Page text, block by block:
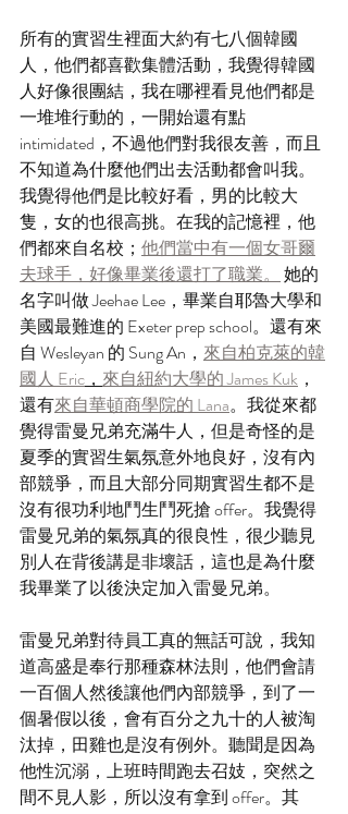
所有的實習生裡面大約有七八個韓國
人，他們都喜歡集體活動，我覺得韓國
人好像很團結，我在哪裡看見他們都是
一堆堆行動的，一開始還有點
intimidated，不過他們對我很友善，而且
不知道為什麼他們出去活動都會叫我。
我覺得他們是比較好看，男的比較大
隻，女的也很高挑。在我的記憶裡，他
們都來自名校； 他們當中有一個女哥爾
夫球手，好像畢業後還打了職業。
她的
名字叫做 Jeehae Lee，畢業自耶魯大學和
美國最難進的 Exeter prep school。還有來
自 Wesleyan 的 Sung An， 來自柏克萊的韓
國人 Eric ， 來自紐約大學的 James Kuk ，
還有來自華頓商學院的 Lana。我從來都
覺得雷曼兄弟充滿牛人，但是奇怪的是
夏季的實習生氣氛意外地良好，沒有內
部競爭，而且大部分同期實習生都不是
沒有很功利地鬥生鬥死搶 offer。我覺得
雷曼兄弟的氣氛真的很良性，很少聽見
別人在背後講是非壞話，這也是為什麼
我畢業了以後決定加入雷曼兄弟。
雷曼兄弟對待員工真的無話可說，我知
道高盛是奉行那種森林法則，他們會請
一百個人然後讓他們內部競爭，到了一
個暑假以後，會有百分之九十的人被淘
汰掉，田雞也是沒有例外。聽聞是因為
他性沉溺，上班時間跑去召妓，突然之
間不見人影，所以沒有拿到 offer。其